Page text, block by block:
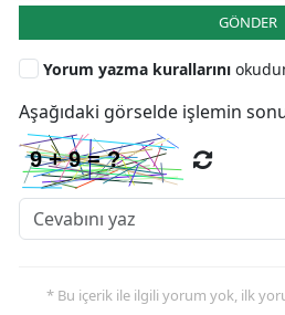
GÖNDER
Yorum yazma kurallarını
Aşağıdaki görselde işlemin
* Bu içerik ile ilgili yorum yok, ilk